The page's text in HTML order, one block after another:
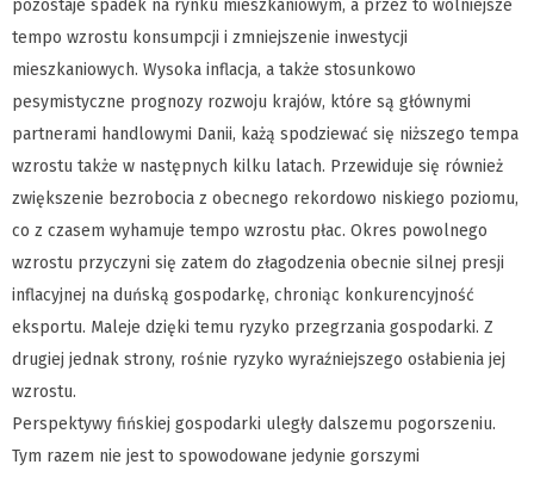
pozostaje spadek na rynku mieszkaniowym, a przez to wolniejsze
tempo wzrostu konsumpcji i zmniejszenie inwestycji
mieszkaniowych. Wysoka inflacja, a także stosunkowo
pesymistyczne prognozy rozwoju krajów, które są głównymi
partnerami handlowymi Danii, każą spodziewać się niższego tempa
wzrostu także w następnych kilku latach. Przewiduje się również
zwiększenie bezrobocia z obecnego rekordowo niskiego poziomu,
co z czasem wyhamuje tempo wzrostu płac. Okres powolnego
wzrostu przyczyni się zatem do złagodzenia obecnie silnej presji
inflacyjnej na duńską gospodarkę, chroniąc konkurencyjność
eksportu. Maleje dzięki temu ryzyko przegrzania gospodarki. Z
drugiej jednak strony, rośnie ryzyko wyraźniejszego osłabienia jej
wzrostu.
Perspektywy fińskiej gospodarki uległy dalszemu pogorszeniu.
Tym razem nie jest to spowodowane jedynie gorszymi